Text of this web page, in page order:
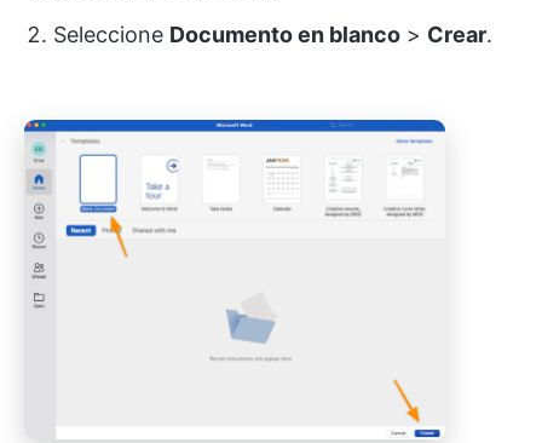
Seleccione Documento en blanco > Crear.